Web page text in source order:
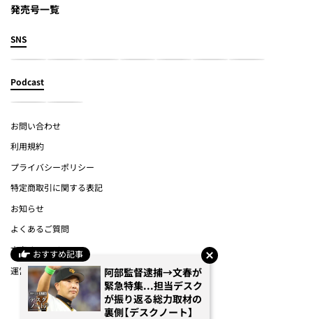
おすすめ記事
阿部監督逮捕→文春が
緊急特集...担当デスク
が振り返る総力取材の
裏側【デスクノート】
発売号一覧
SNS
Podcast
お問い合わせ
利用規約
プライバシーポリシー
特定商取引に関する表記
お知らせ
よくあるご質問
文春オンライン
運営会社
(c) Bungeishunju Ltd.